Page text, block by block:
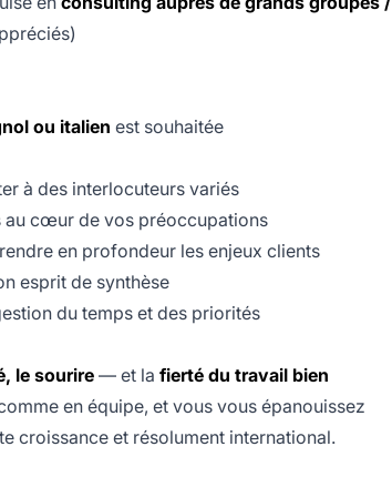
ou italien est souhaitée
à des interlocuteurs variés
au cœur de vos préoccupations
en profondeur les enjeux clients
esprit de synthèse
du temps et des priorités
le sourire — et la fierté du travail bien
en équipe, et vous vous épanouissez
croissance et résolument international.